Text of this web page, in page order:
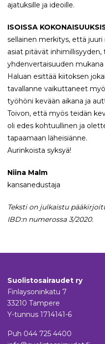
ajatuksille ja ideoille.
ISOISSA
sellainen merkitys, että
asiat pitävät inhimillisyyden,
yhdenvertaisuuden mukana
Haluan esittää kiitoksen
tavallanne vaikuttaneet
työhöni kevään aikana ja
Toivon, että myös teidän
oli edes kohtuullinen ja
tapaamaan läheisiänne.
Aurinkoista syksyä!
Niina Malm
kansanedustaja
Teksti on julkaistu
IBD:n numerossa 3/2020.
Suolistosairaudet ry
Finlaysoninkatu 7
33210 Tampere
Y-tunnus 1714141-6
Puh 044 725 4400